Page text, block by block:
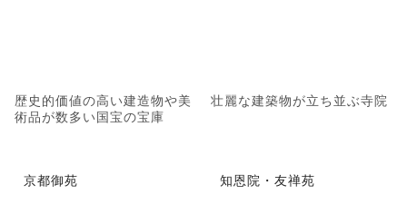
歴史的価値の高い建造物や美
術品が数多い国宝の宝庫
壮麗な建築物が立ち並ぶ寺院
京都御苑 知恩院・友禅苑